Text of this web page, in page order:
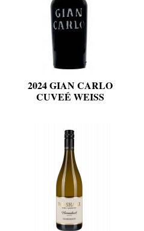
2024 GIAN CARLO
CUVEÉ WEISS